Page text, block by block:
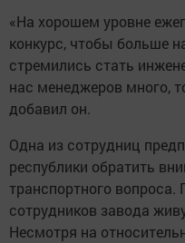
«На хорошем уровне
конкурс, чтобы больше
стремились стать
нас менеджеров много,
добавил он.
Одна из сотрудниц
республики обратить
транспортного
сотрудников завода
Несмотря на